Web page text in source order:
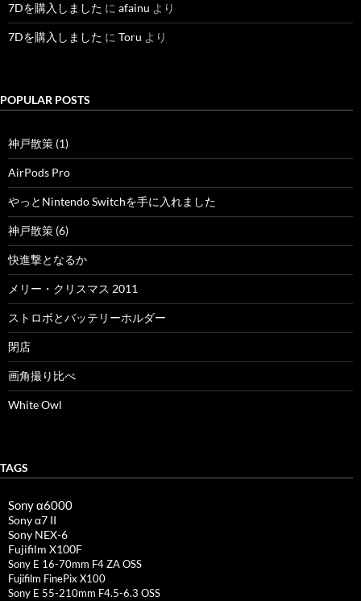
7Dを購入しました に afainu より
7Dを購入しました に Toru より
POPULAR POSTS
神戸散策 (1)
AirPods Pro
やっとNintendo Switchを手に入れました
神戸散策 (6)
快進撃となるか
メリー・クリスマス 2011
ストロボとバッテリーホルダー
閉店
画角撮り比べ
White Owl
TAGS
Sony α6000
Sony α7 II
Sony NEX-6
Fujifilm X100F
Sony E 16-70mm F4 ZA OSS
Fujifilm FinePix X100
Sony E 55-210mm F4.5-6.3 OSS